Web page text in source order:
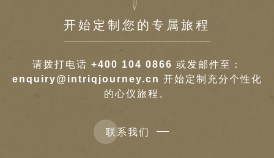
开始定制您的专属旅程
请拨打电话 +400 104 0866 或发邮件至：
enquiry@intriqjourney.cn 开始定制充分个性化
的心仪旅程。
联系我们